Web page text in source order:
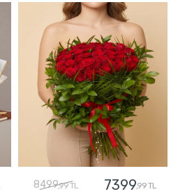
8499,99 TL 7399,99 TL